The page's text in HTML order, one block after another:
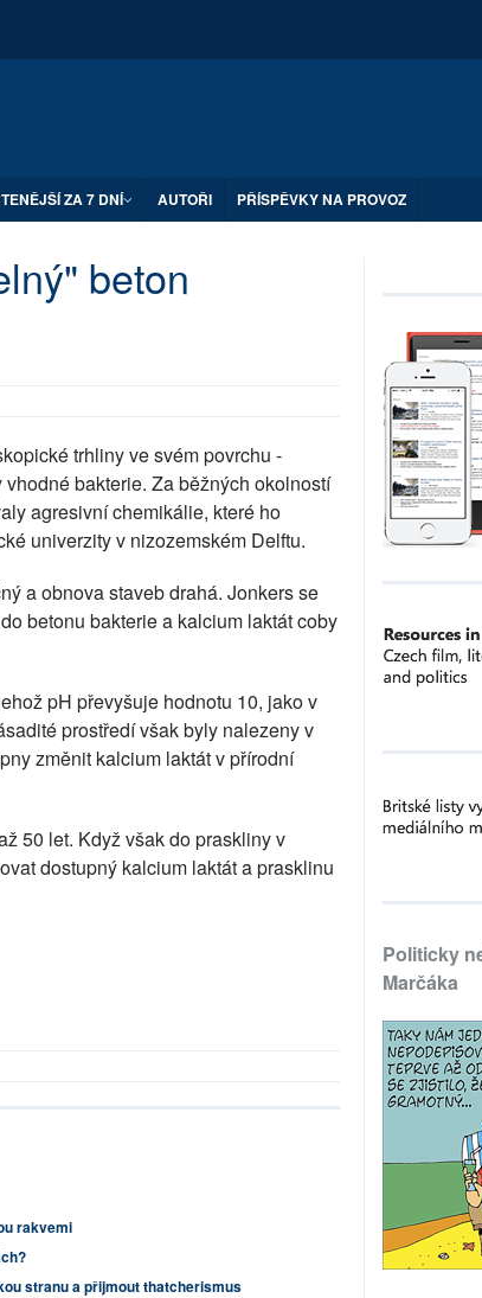
ZA 7 DNÍ AUTOŘI PŘÍSPĚVKY NA PROVOZ
beton
trhliny ve svém povrchu -
bakterie. Za běžných okolností
agresivní chemikálie, které ho
univerzity v nizozemském Delftu.
a obnova staveb drahá. Jonkers se
betonu bakterie a kalcium laktát coby
pH převyšuje hodnotu 10, jako v
prostředí však byly nalezeny v
změnit kalcium laktát v přírodní
50 let. Když však do praskliny v
dostupný kalcium laktát a prasklinu
rakvemi
stranu a přijmout thatcherismus
Politicky
Marčáka